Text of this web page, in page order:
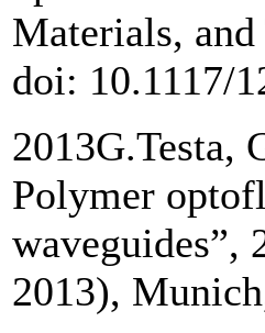
Materials,
doi: 10.1117/
2013G.Testa,
Polymer
waveguides”,
2013),